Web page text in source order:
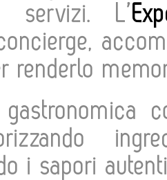
servizi. L’
renderlo
gastronomica
i sapori